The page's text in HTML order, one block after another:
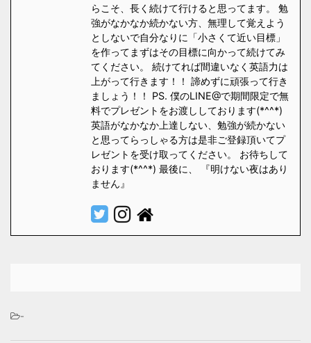
らこそ、長く続けて行けると思ってます。 勉
強がなかなか続かない方、無理して覚えよう
としないで自分なりに「小さくて近い目標」
を作ってまずはその目標に向かって続けてみ
てください。 続けてれば間違いなく英語力は
上がって行きます！！ 諦めずに頑張って行き
ましょう！！ PS. 僕のLINE@で期間限定で無
料でプレゼントをお渡ししております(*^^*)
英語がなかなか上達しない、勉強が続かない
と思ってらっしゃる方は是非ご登録頂いてプ
レゼントを受け取ってください。 お待ちして
おります(*^^*) 最後に、 『明けない夜はあり
ません』
-